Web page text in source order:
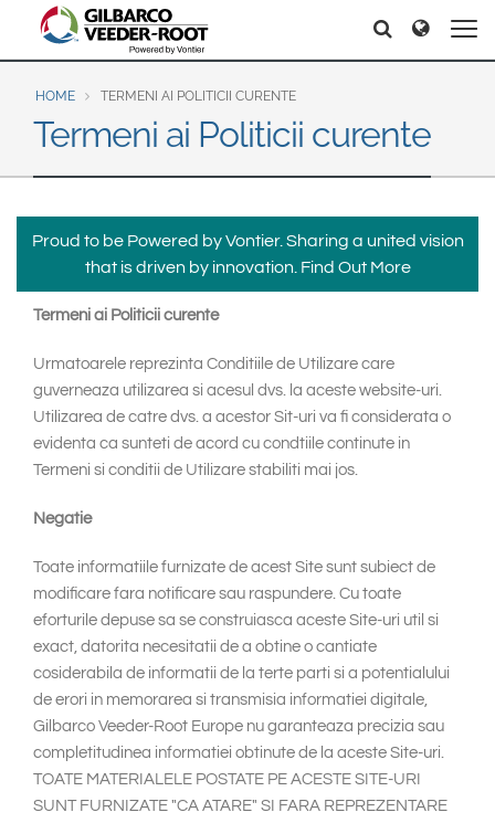
North America
United States
Canada
Latin America
Brazil
Português
English
Mexico
Europe & CIS
English
Dansk
Deutsch
Français
Italiano
Srpski
Suomi
Svenska
India
Asia Pacific
Australia
Căutați Căutați
HOME TERMENI AI POLITICII CURENTE
Termeni ai Politicii curente
Proud to be Powered by Vontier. Sharing a united vision
that is driven by innovation. Find Out More
Termeni ai Politicii curente
Urmatoarele reprezinta Conditiile de Utilizare care
guverneaza utilizarea si acesul dvs. la aceste website-uri.
Utilizarea de catre dvs. a acestor Sit-uri va fi considerata o
evidenta ca sunteti de acord cu condtiile continute in
Termeni si conditii de Utilizare stabiliti mai jos.
Negatie
Toate informatiile furnizate de acest Site sunt subiect de
modificare fara notificare sau raspundere. Cu toate
eforturile depuse sa se construiasca aceste Site-uri util si
exact, datorita necesitatii de a obtine o cantiate
cosiderabila de informatii de la terte parti si a potentialului
de erori in memorarea si transmisia informatiei digitale,
Gilbarco Veeder-Root Europe nu garanteaza precizia sau
completitudinea informatiei obtinute de la aceste Site-uri.
TOATE MATERIALELE POSTATE PE ACESTE SITE-URI
SUNT FURNIZATE "CA ATARE" SI FARA REPREZENTARE